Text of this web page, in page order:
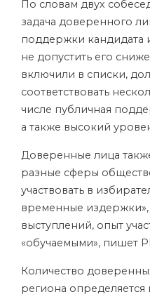
По словам двух
задача доверенного
поддержки кандидата
не допустить его
включили в списки,
соответствовать
числе публичная
а также высокий
Доверенные лица
разные сферы
участвовать в
временные
выступлений, опыт
«обучаемыми», пишет
Количество
региона определяется